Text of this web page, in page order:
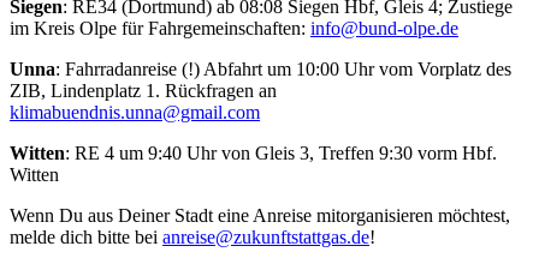
Siegen: RE34 (Dortmund) ab 08:08 Siegen Hbf, Gleis 4; Zustiege
im Kreis Olpe für Fahrgemeinschaften: info@bund-olpe.de
Unna: Fahrradanreise (!) Abfahrt um 10:00 Uhr vom Vorplatz des
ZIB, Lindenplatz 1. Rückfragen an
klimabuendnis.unna@gmail.com
Witten: RE 4 um 9:40 Uhr von Gleis 3, Treffen 9:30 vorm Hbf.
Witten
Wenn Du aus Deiner Stadt eine Anreise mitorganisieren möchtest,
melde dich bitte bei anreise@zukunftstattgas.de!